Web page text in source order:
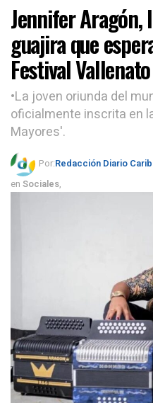
Jennifer Aragón,
guajira que
Festival Vallenato
•La joven oriunda del
oficialmente inscrita en
Mayores'.
Por:Redacción Diario
en Sociales,